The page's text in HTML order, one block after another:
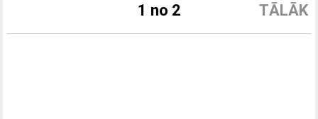
TĀLĀK
1 no 2